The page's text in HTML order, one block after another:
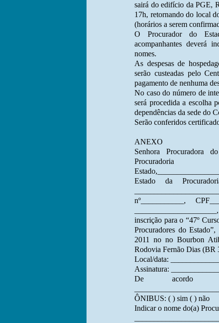
sairá do edifício da PGE,
17h, retornando do local
(horários a serem
O Procurador do
acompanhantes deverá
nomes.
As despesas de
serão custeadas pelo
pagamento de nenhuma
No caso do número de
será procedida a escolha
dependências da sede do
Serão conferidos
ANEXO
Senhora Procuradora
Estado da
nº___________,
inscrição para o “47º
Procuradores do
2011 no no Bourbon
Rodovia Fernão Dias (BR
Local/data:
Assinatura:
De acordo
ÔNIBUS: ( ) sim ( ) não
Indicar o nome do(a)